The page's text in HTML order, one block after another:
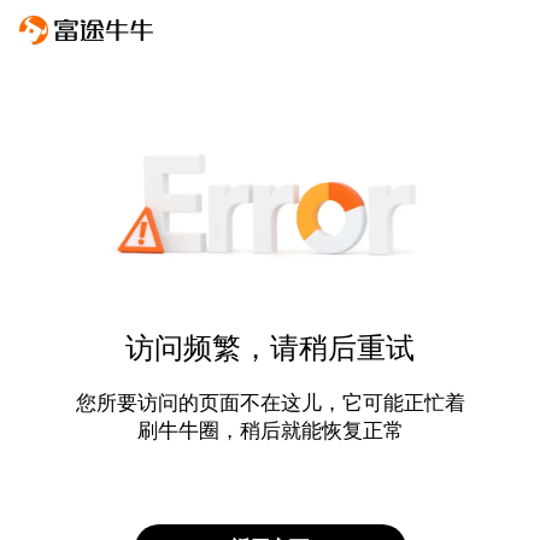
访问频繁，请稍后重试
您所要访问的页面不在这儿，它可能正忙着
刷牛牛圈，稍后就能恢复正常